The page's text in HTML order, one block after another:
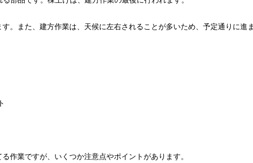
。また、建方作業は、天候に左右されることが多いため、予定通りに進
作業ですが、いくつか注意点やポイントがあります。